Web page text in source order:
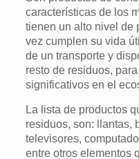
características de los
tienen un alto nivel de
vez cumplen su vida
de un transporte y
resto de residuos,
significativos en el
La lista de productos
residuos, son: llantas,
televisores,
entre otros elementos